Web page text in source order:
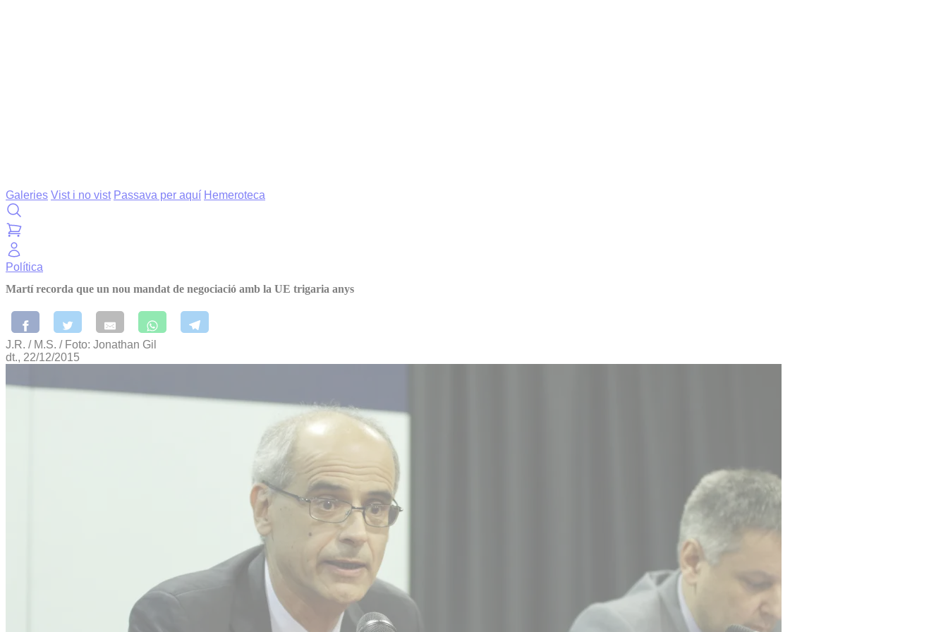
Galeries Vist i no vist Passava per aquí Hemeroteca
Política
Martí recorda que un nou mandat de negociació amb la UE trigaria anys
J.R. / M.S. / Foto: Jonathan Gil
dt., 22/12/2015